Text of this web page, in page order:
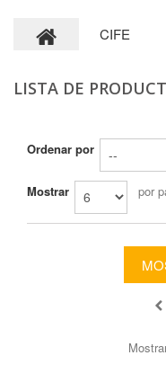
CIFE
LISTA DE
Ordenar por
Mostrar por